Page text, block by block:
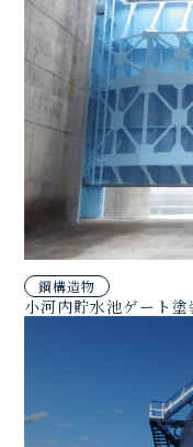
鋼構造物
小河内貯水池ゲート塗